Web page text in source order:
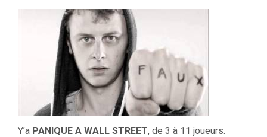
Y’a PANIQUE A WALL STREET, de 3 à 11 joueurs.